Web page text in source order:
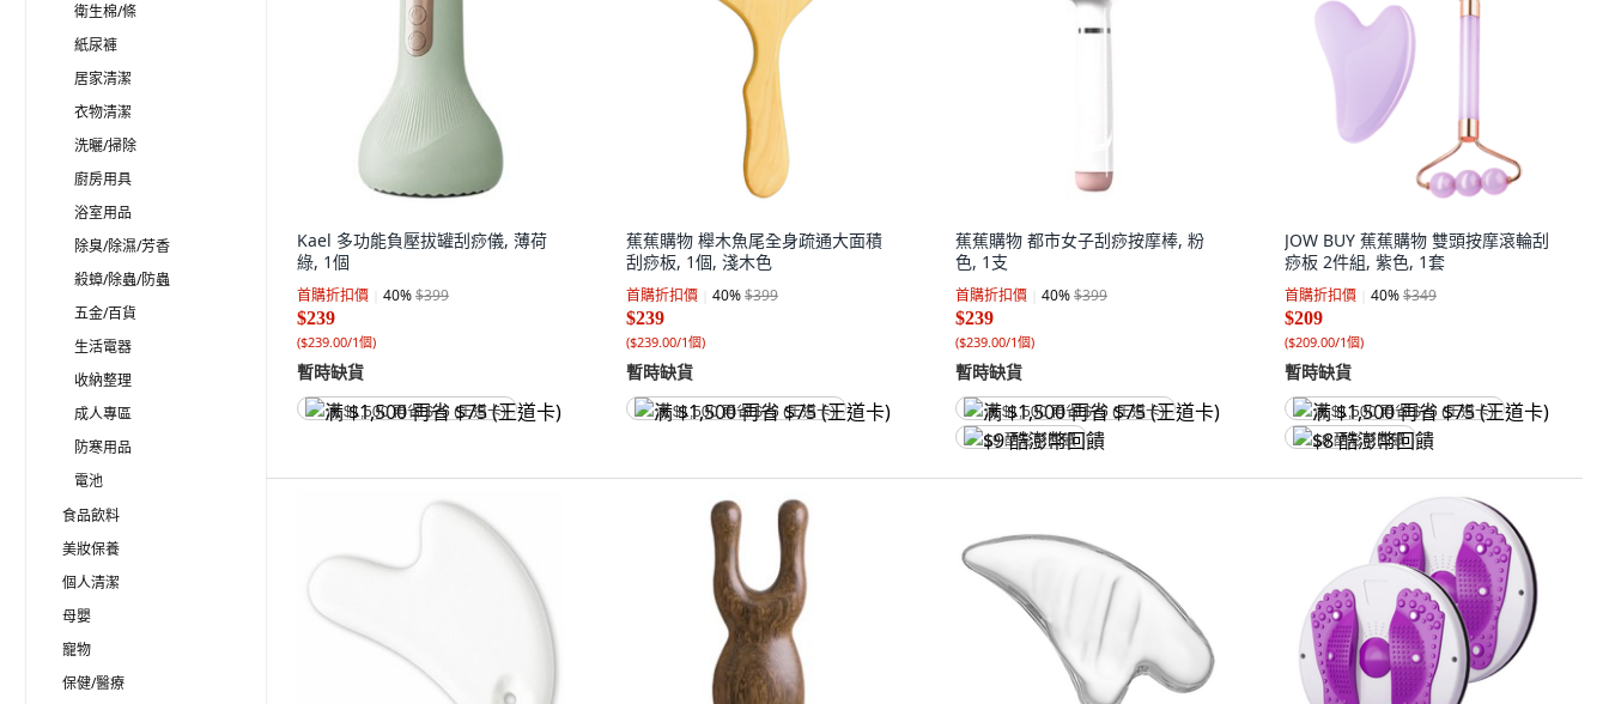
衛生棉/條
紙尿褲
居家清潔
衣物清潔
洗曬/掃除
廚房用具
浴室用品
除臭/除濕/芳香
殺蟑/除蟲/防蟲
五金/百貨
生活電器
收納整理
成人專區
防寒用品
電池
食品飲料
美妝保養
個人清潔
母嬰
寵物
保健/醫療
Kael 多功能負壓拔罐刮痧儀, 薄荷
綠, 1個
首購折扣價 40%$399
$239
($239.00/1個)
暫時缺貨
满 $1,500 再省 $75 (王道卡)
蕉蕉購物 櫸木魚尾全身疏通大面積
刮痧板, 1個, 淺木色
首購折扣價 40%$399
$239
($239.00/1個)
暫時缺貨
满 $1,500 再省 $75 (王道卡)
蕉蕉購物 都市女子刮痧按摩棒, 粉
色, 1支
首購折扣價 40%$399
$239
($239.00/1個)
暫時缺貨
满 $1,500 再省 $75 (王道卡)
$9 酷澎幣回饋
JOW BUY 蕉蕉購物 雙頭按摩滾輪刮
痧板 2件組, 紫色, 1套
首購折扣價 40%$349
$209
($209.00/1個)
暫時缺貨
满 $1,500 再省 $75 (王道卡)
$8 酷澎幣回饋